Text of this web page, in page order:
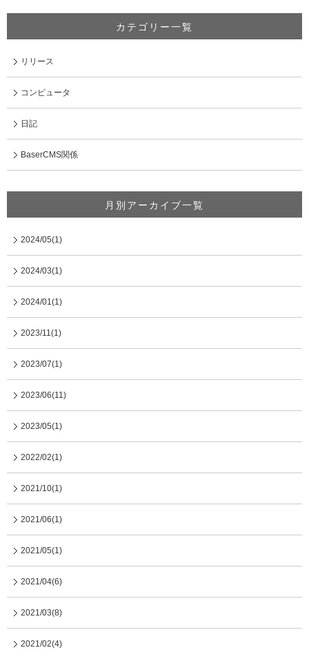
カテゴリー一覧
リリース
コンピュータ
日記
BaserCMS関係
月別アーカイブ一覧
2024/05(1)
2024/03(1)
2024/01(1)
2023/11(1)
2023/07(1)
2023/06(11)
2023/05(1)
2022/02(1)
2021/10(1)
2021/06(1)
2021/05(1)
2021/04(6)
2021/03(8)
2021/02(4)